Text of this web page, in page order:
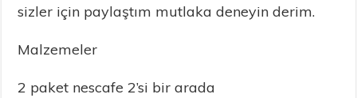
sizler için paylaştım mutlaka deneyin derim.
Malzemeler
2 paket nescafe 2’si bir arada